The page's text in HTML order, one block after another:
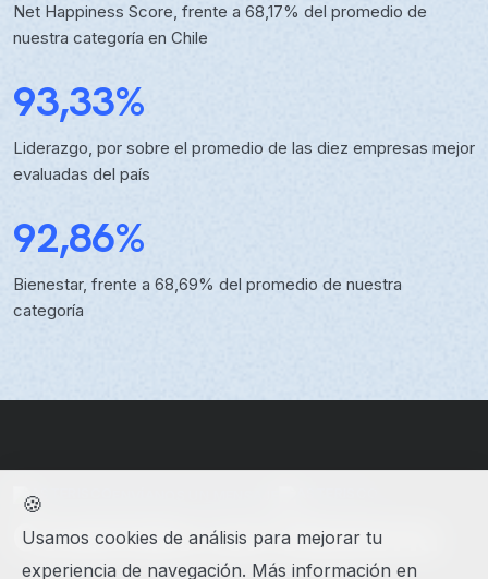
🍪
Usamos cookies de análisis para mejorar tu
experiencia de navegación. Más información en
Net Happiness Score, frente a 68,17% del promedio de
nuestra categoría en Chile
93,33%
Liderazgo, por sobre el promedio de las diez empresas mejor
evaluadas del país
92,86%
Bienestar, frente a 68,69% del promedio de nuestra
categoría
Conéctate con Solutoria